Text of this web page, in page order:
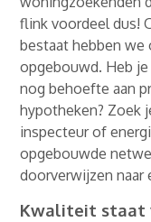
flink voordeel dus!
bestaat hebben
opgebouwd. Heb
nog behoefte aan
hypotheken? Zoek
inspecteur of
opgebouwde
doorverwijzen naar
Kwaliteit staat